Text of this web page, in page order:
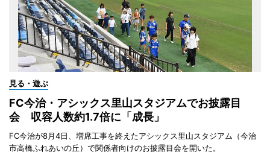
見る・遊ぶ
FC今治・アシックス里山スタジアムでお披露目
会 収容人数約1.7倍に「成長」
FC今治が8月4日、増席工事を終えたアシックス里山スタジアム（今治
市高橋ふれあいの丘）で関係者向けのお披露目会を開いた。